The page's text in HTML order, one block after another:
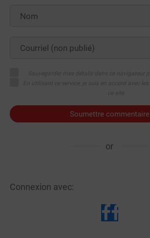
Soumettre commentaire
or
Connexion avec: